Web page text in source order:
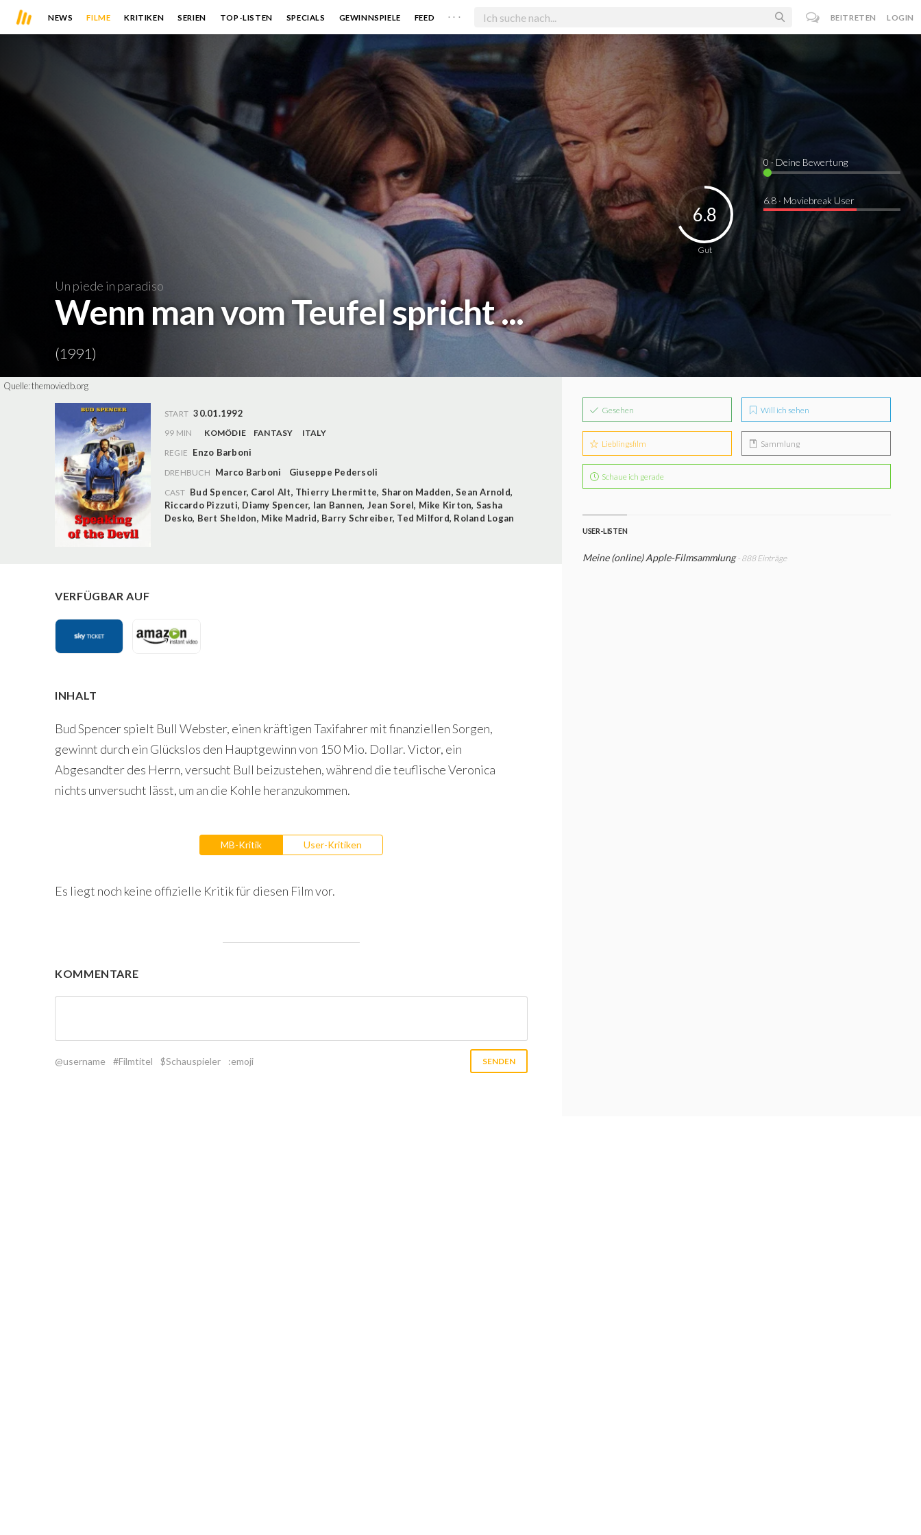
NEWS FILME KRITIKEN SERIEN TOP-LISTEN SPECIALS GEWINNSPIELE FEED . . . BEITRETEN LOGIN
Un piede in paradiso
Wenn man vom Teufel spricht ...
(1991)
Gut
6.8
0 · Deine Bewertung
6.8 · Moviebreak User
Quelle:themoviedb.org
START 30.01.1992
99 MIN KOMÖDIE FANTASY
ITALY
REGIE Enzo Barboni
DREHBUCH Marco Barboni Giuseppe Pedersoli
CAST Bud Spencer, Carol Alt, Thierry Lhermitte, Sharon Madden,Sean Arnold,
Riccardo Pizzuti, Diamy Spencer, Ian Bannen, Jean Sorel, Mike Kirton, Sasha
Desko, Bert Sheldon, Mike Madrid, Barry Schreiber, Ted Milford, Roland Logan
VERFÜGBAR AUF
INHALT
Bud Spencer spielt Bull Webster, einen kräftigen Taxifahrer mit finanziellen Sorgen,
gewinnt durch ein Glückslos den Hauptgewinn von 150 Mio. Dollar. Victor, ein
Abgesandter des Herrn, versucht Bull beizustehen, während die teuflische Veronica
nichts unversucht lässt, um an die Kohle heranzukommen.
MB-Kritik User-Kritiken
Es liegt noch keine offizielle Kritik für diesen Film vor.
KOMMENTARE
@username #Filmtitel $Schauspieler :emoji
Gesehen Will ich sehen
Lieblingsfilm Sammlung
Schaue ich gerade
USER-LISTEN
Meine (online) Apple-Filmsammlung - 888 Einträge